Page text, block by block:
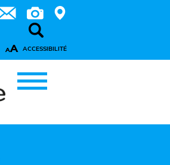
AA ACCESSIBILITÉ